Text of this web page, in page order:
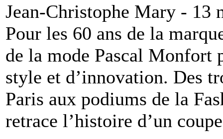
Jean-Christophe Mary - 13
Pour les 60 ans de la
de la mode Pascal Monfort
style et d’innovation. Des
Paris aux podiums de la
retrace l’histoire d’un